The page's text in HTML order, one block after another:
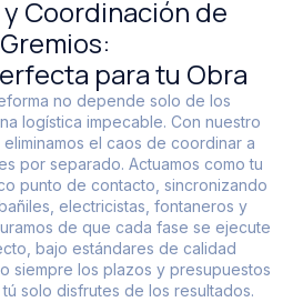
Coordinación de
Gremios:
para tu Obra
no depende solo de los
logística impecable. Con nuestro
el caos de coordinar a
por separado. Actuamos como tu
punto de contacto, sincronizando
electricistas, fontaneros y
de que cada fase se ejecute
bajo estándares de calidad
siempre los plazos y presupuestos
solo disfrutes de los resultados.